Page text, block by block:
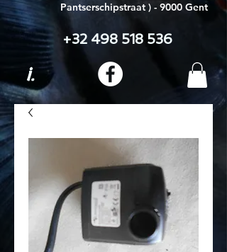
Pantserschipstraat ) - 9000 Gent
+32 498 518 536
i.